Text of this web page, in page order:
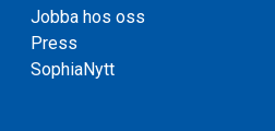
Jobba hos oss
Press
SophiaNytt